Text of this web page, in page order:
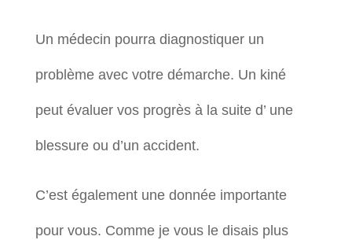
Un médecin pourra diagnostiquer un
problème avec votre démarche. Un kiné
peut évaluer vos progrès à la suite d’ une
blessure ou d’un accident.
C’est également une donnée importante
pour vous. Comme je vous le disais plus